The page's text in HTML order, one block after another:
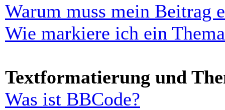
Warum muss mein Beitrag
Wie markiere ich ein
Textformatierung und
Was ist BBCode?